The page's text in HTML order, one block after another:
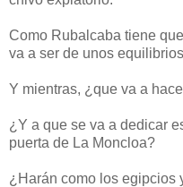
Como Rubalcaba tiene
va a ser de unos
Y mientras, ¿que va a
¿Y a que se va a dedicar
puerta de La Moncloa?
¿Harán como los egipcios